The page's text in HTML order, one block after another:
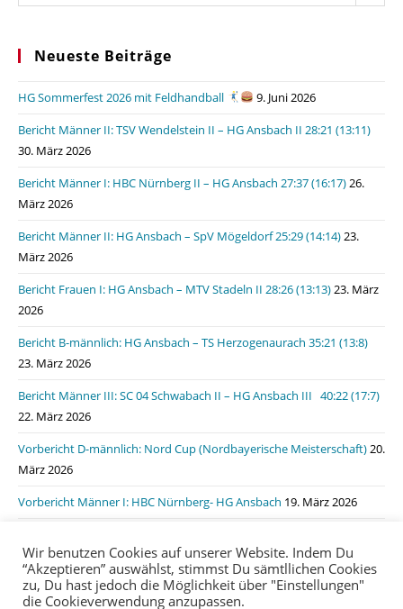
Neueste Beiträge
HG Sommerfest 2026 mit Feldhandball
9. Juni 2026
Bericht Männer II: TSV Wendelstein II – HG Ansbach II 28:21 (13:11)
30. März 2026
Bericht Männer I: HBC Nürnberg II – HG Ansbach 27:37 (16:17)26.
März 2026
Bericht Männer II: HG Ansbach – SpV Mögeldorf 25:29 (14:14)23.
März 2026
Bericht Frauen I: HG Ansbach – MTV Stadeln II 28:26 (13:13)23. März
2026
Bericht B-männlich: HG Ansbach – TS Herzogenaurach 35:21 (13:8)
23. März 2026
Bericht Männer III: SC 04 Schwabach II – HG Ansbach III 40:22 (17:7)
22. März 2026
Vorbericht D-männlich: Nord Cup (Nordbayerische Meisterschaft)20.
März 2026
Vorbericht Männer I: HBC Nürnberg- HG Ansbach 19. März 2026
19. März 2026
Wir benutzen Cookies auf unserer Website. Indem Du
“Akzeptieren” auswählst, stimmst Du sämtllichen Cookies
zu, Du hast jedoch die Möglichkeit über "Einstellungen"
die Cookieverwendung anzupassen.